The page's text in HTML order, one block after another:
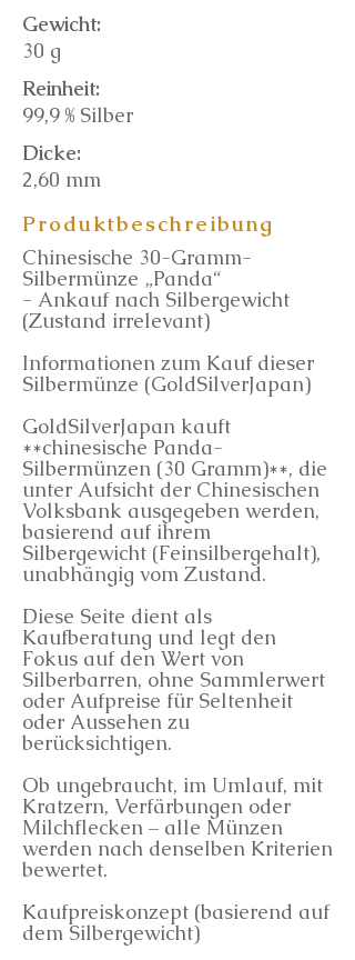
Gewicht:
30 g
Reinheit:
99,9 % Silber
Dicke:
2,60 mm
Produktbeschreibung
Chinesische 30-Gramm-
Silbermünze „Panda“
- Ankauf nach Silbergewicht
(Zustand irrelevant)
Informationen zum Kauf dieser
Silbermünze (GoldSilverJapan)
GoldSilverJapan kauft
**chinesische Panda-
Silbermünzen (30 Gramm)**, die
unter Aufsicht der Chinesischen
Volksbank ausgegeben werden,
basierend auf ihrem
Silbergewicht (Feinsilbergehalt),
unabhängig vom Zustand.
Diese Seite dient als
Kaufberatung und legt den
Fokus auf den Wert von
Silberbarren, ohne Sammlerwert
oder Aufpreise für Seltenheit
oder Aussehen zu
berücksichtigen.
Ob ungebraucht, im Umlauf, mit
Kratzern, Verfärbungen oder
Milchflecken – alle Münzen
werden nach denselben Kriterien
bewertet.
Kaufpreiskonzept (basierend auf
dem Silbergewicht)